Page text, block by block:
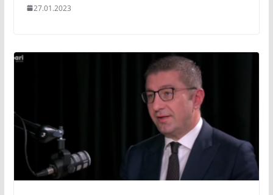
27.01.2023